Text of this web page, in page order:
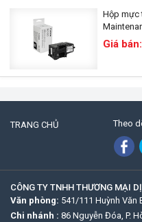
Hộp mực
Giá
TRANG CHỦ Theo
CÔNG TY TNHH THƯƠNG MẠI
Văn phòng: 541/111 Huỳnh Văn
Chi nhánh : 86 Nguyễn Đóa, P.